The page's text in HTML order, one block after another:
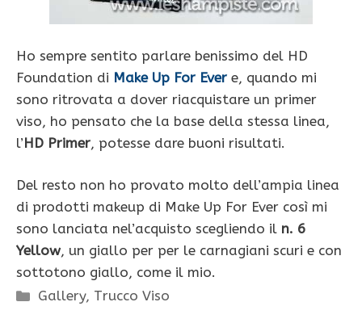
Ho sempre sentito parlare benissimo del HD
Foundation di Make Up For Ever e, quando mi
sono ritrovata a dover riacquistare un primer
viso, ho pensato che la base della stessa linea,
l’HD Primer, potesse dare buoni risultati.
Del resto non ho provato molto dell’ampia linea
di prodotti makeup di Make Up For Ever così mi
sono lanciata nel’acquisto scegliendo il n. 6
Yellow, un giallo per per le carnagiani scuri e con
sottotono giallo, come il mio.
Categorie
Gallery, Trucco Viso